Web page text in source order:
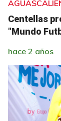
Centellas
"Mundo
hace 2 años